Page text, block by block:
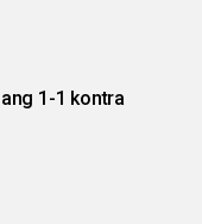
1-1 kontra